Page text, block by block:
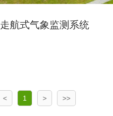
走航式气象监测系统
< 1 > >>